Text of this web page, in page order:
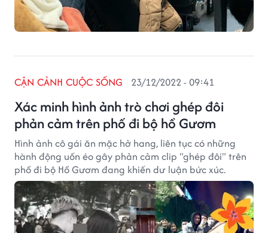
Xác minh hình ảnh trò chơi ghép đôi
phản cảm trên phố đi bộ hồ Gươm
CẬN CẢNH CUỘC SỐNG 23/12/2022 - 09:41
Hình ảnh cô gái ăn mặc hở hang, liên tục có những
hành động uốn éo gây phản cảm clip "ghép đôi" trên
phố đi bộ Hồ Gươm đang khiến dư luận bức xúc.